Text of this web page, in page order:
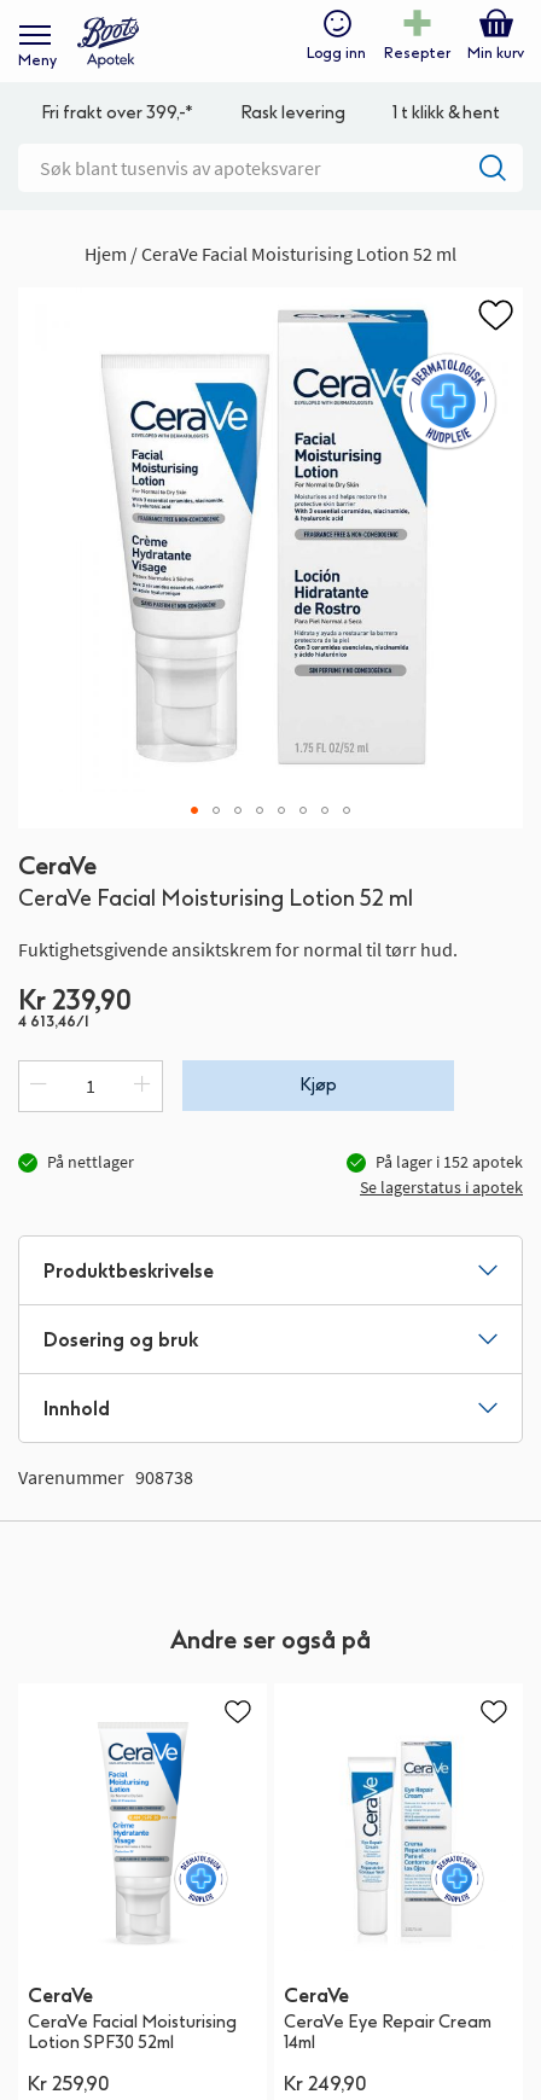
Meny Logg inn Resepter Min kurv
Fri frakt over 399,-* Rask levering 1 t klikk & hent
Hjem CeraVe Facial Moisturising Lotion 52 ml
CeraVe
CeraVe Facial Moisturising Lotion 52 ml
Fuktighetsgivende ansiktskrem for normal til tørr hud.
Kr 239,90
4 613,46/l
Kjøp
På nettlager På lager i 152apotek
Se lagerstatus i apotek
bildegalleri
til
begynnelsen
bildegalleri
Produktbeskrivelse
Dosering og bruk
Innhold
Varenummer 908738
Andre ser også på
CeraVe
CeraVe Facial Moisturising
Lotion SPF30 52ml
Kr 259,90
CeraVe
CeraVe Eye Repair Cream
14ml
Kr 249,90